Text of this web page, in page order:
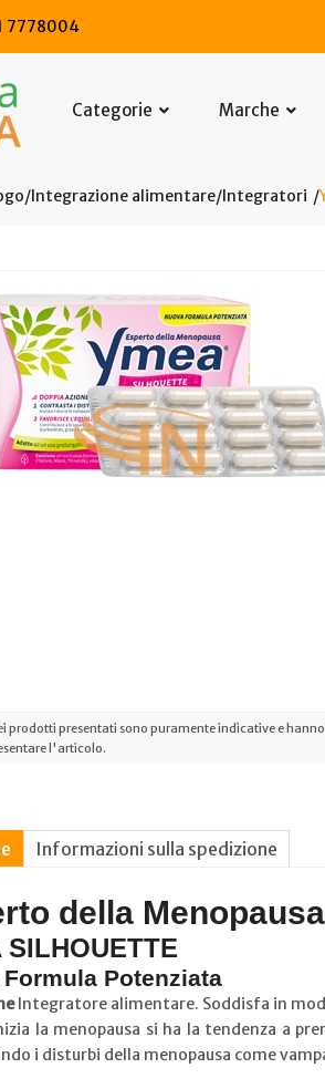
7778004
Categorie Marche
/Integrazione alimentare/Integratori
prodotti presentati sono puramente indicative e
l'articolo.
Informazioni sulla spedizione
della Menopausa
SILHOUETTE
Formula Potenziata
Integratore alimentare. Soddisfa in
la menopausa si ha la tendenza a
i disturbi della menopausa come